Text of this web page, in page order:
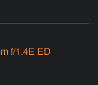
f/1.4E ED